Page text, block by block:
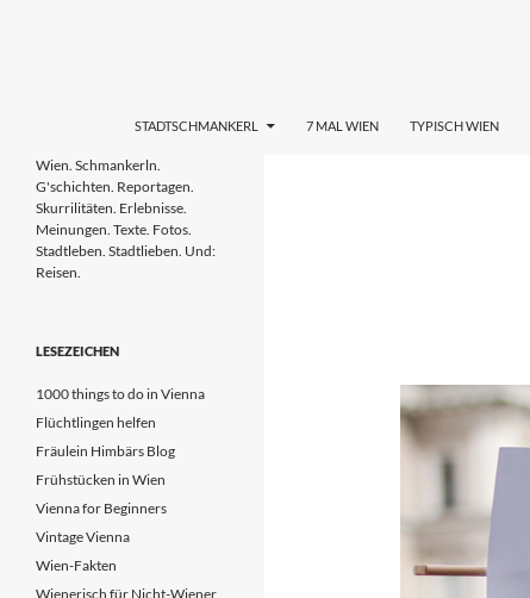
STADTL(i)EBEN WIEN
STADTSCHMANKERL 7 MAL WIEN TYPISCH WIEN
Wien. Schmankerln. G'schichten.
Reportagen. Skurrilitäten.
Erlebnisse. Meinungen. Tipps. Texte.
Fotos. Stadtleben & Stadtlieben.
Wien. Schmankerln.
G'schichten. Reportagen.
Skurrilitäten. Erlebnisse.
Meinungen. Texte. Fotos.
Stadtleben. Stadtlieben. Und:
Reisen.
LESEZEICHEN
1000 things to do in Vienna
Flüchtlingen helfen
Fräulein Himbärs Blog
Frühstücken in Wien
Vienna for Beginners
Vintage Vienna
Wien-Fakten
Wienerisch für Nicht-Wiener